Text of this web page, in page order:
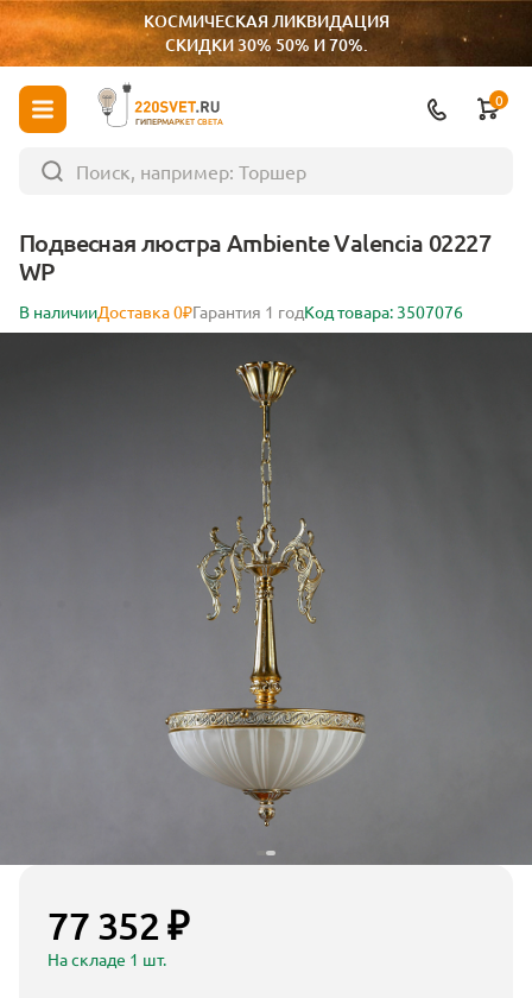
КОСМИЧЕСКАЯ ЛИКВИДАЦИЯ
СКИДКИ 30% 50% И 70%.
ГИПЕРМАРКЕТ СВЕТА
0
Подвесная люстра Ambiente Valencia 02227
WP
В наличииДоставка 0₽Гарантия 1 годКод товара: 3507076
77 352 ₽
На складе 1 шт.